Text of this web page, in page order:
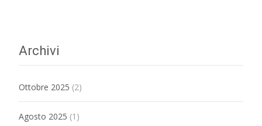
Archivi
Ottobre 2025 (2)
Agosto 2025 (1)